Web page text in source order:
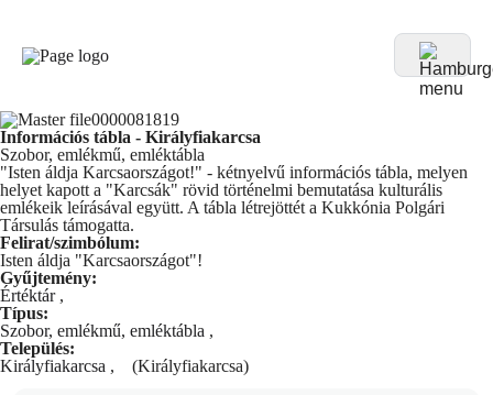
Információs tábla - Királyfiakarcsa
Szobor, emlékmű, emléktábla
"Isten áldja Karcsaországot!" - kétnyelvű információs tábla, melyen
helyet kapott a "Karcsák" rövid történelmi bemutatása kulturális
emlékeik leírásával együtt. A tábla létrejöttét a Kukkónia Polgári
Társulás támogatta.
Felirat/szimbólum:
Isten áldja "Karcsaországot"!
Gyűjtemény:
Értéktár ,
Típus:
Szobor, emlékmű, emléktábla ,
Település:
Királyfiakarcsa , (Királyfiakarcsa)